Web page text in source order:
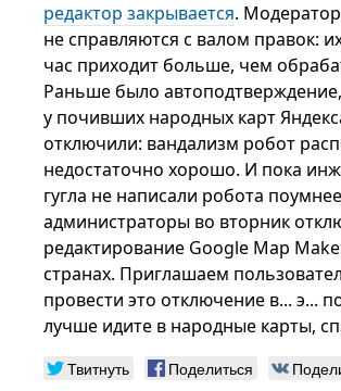
редактор закрывается.
не справляются с валом правок:
час приходит больше, чем
Раньше было
у почивших народных карт
отключили: вандализм робот
недостаточно хорошо. И пока
гугла не написали робота
администраторы во вторник
редактирование Google Map
странах. Приглашаем
провести это отключение в... э...
лучше идите в народные карты,
Твитнуть Поделиться